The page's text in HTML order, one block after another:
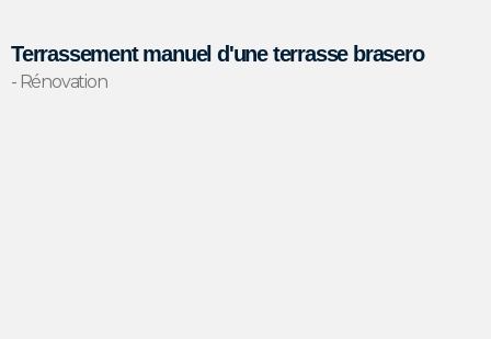
Terrassement manuel d'une terrasse brasero
- Rénovation